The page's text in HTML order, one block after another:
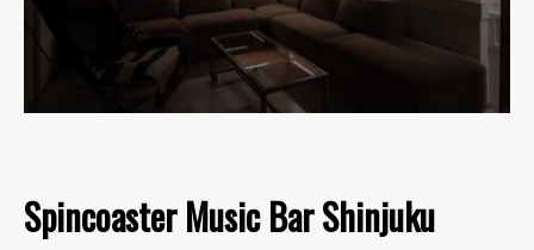
Spincoaster Music Bar Shinjuku